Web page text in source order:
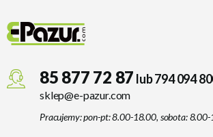
85 877 72 87 lub 794 094
sklep@e-pazur.com
Pracujemy: pon-pt: 8.00-18.00, sobota: